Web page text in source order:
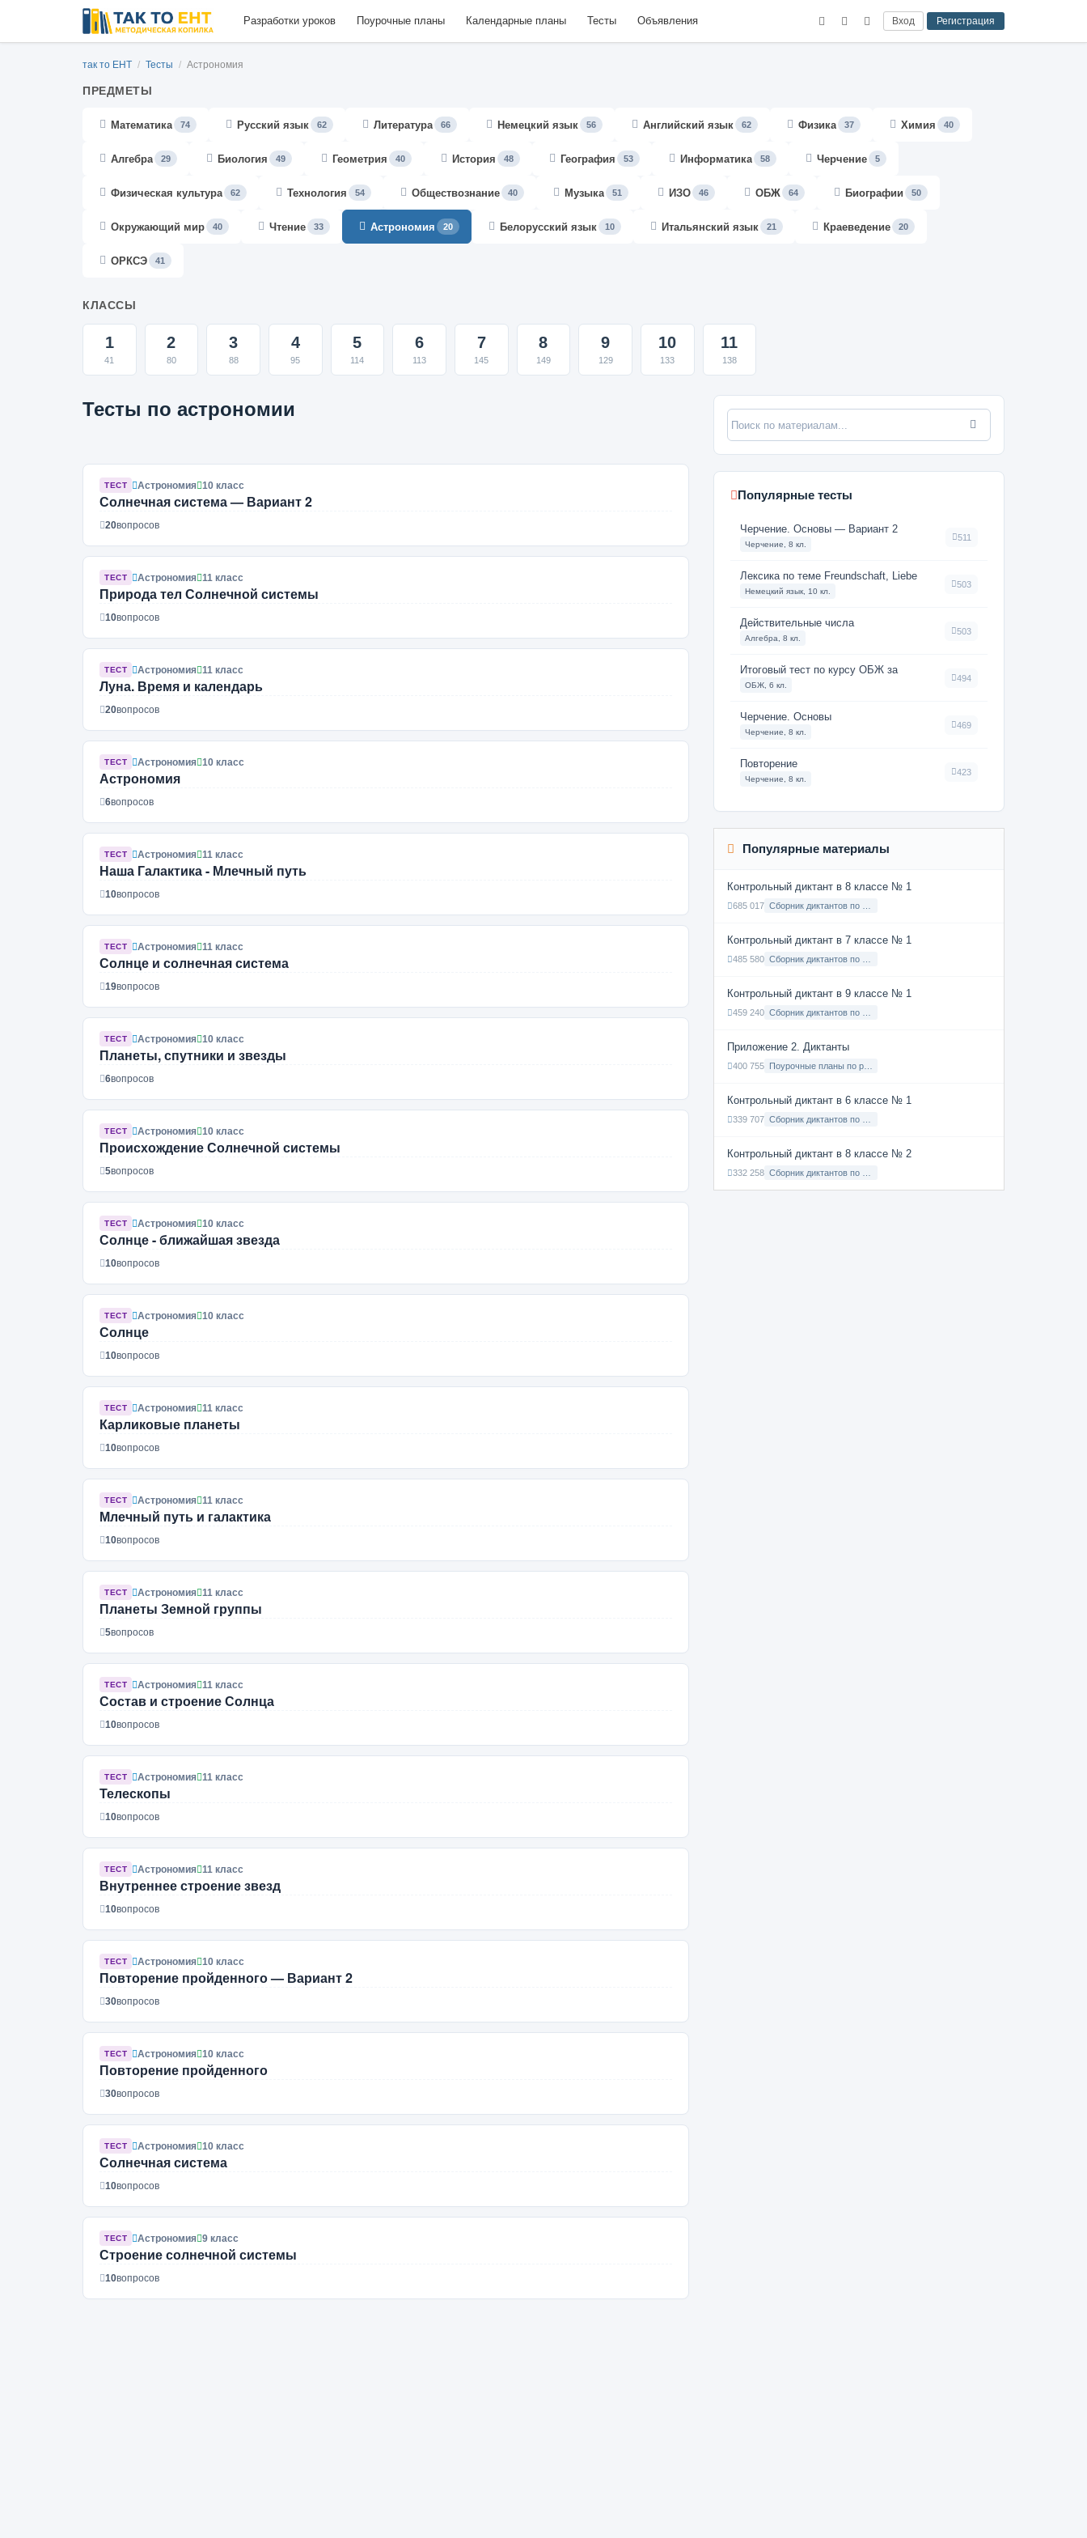
Разработки уроков Поурочные планы Календарные планы Тесты Объявления Вход Регистрация
так то ЕНТ / Тесты / Астрономия
ПРЕДМЕТЫ
Математика 74 Русский язык 62 Литература 66 Немецкий язык 56 Английский язык 62 Физика 37 Химия 40
Алгебра 29 Биология 49 Геометрия 40 История 48 География 53 Информатика 58 Черчение 5
Физическая культура 62 Технология 54 Обществознание 40 Музыка 51 ИЗО 46 ОБЖ 64 Биографии 50
Окружающий мир 40 Чтение 33 Астрономия 20 Белорусский язык 10 Итальянский язык 21 Краеведение 20
ОРКСЭ 41
КЛАССЫ
1
41
2
80
3
88
4
95
5
114
6
113
7
145
8
149
9
129
10
133
11
138
Тесты по астрономии
ТЕСТ Астрономия 10 класс
Солнечная система — Вариант 2
20вопросов
ТЕСТ Астрономия 11 класс
Природа тел Солнечной системы
10вопросов
ТЕСТ Астрономия 11 класс
Луна. Время и календарь
20вопросов
ТЕСТ Астрономия 10 класс
Астрономия
6вопросов
ТЕСТ Астрономия 11 класс
Наша Галактика - Млечный путь
10вопросов
ТЕСТ Астрономия 11 класс
Солнце и солнечная система
19вопросов
ТЕСТ Астрономия 10 класс
Планеты, спутники и звезды
6вопросов
ТЕСТ Астрономия 10 класс
Происхождение Солнечной системы
5вопросов
ТЕСТ Астрономия 10 класс
Солнце - ближайшая звезда
10вопросов
ТЕСТ Астрономия 10 класс
Солнце
10вопросов
ТЕСТ Астрономия 11 класс
Карликовые планеты
10вопросов
ТЕСТ Астрономия 11 класс
Млечный путь и галактика
10вопросов
ТЕСТ Астрономия 11 класс
Планеты Земной группы
5вопросов
ТЕСТ Астрономия 11 класс
Состав и строение Солнца
10вопросов
ТЕСТ Астрономия 11 класс
Телескопы
10вопросов
ТЕСТ Астрономия 11 класс
Внутреннее строение звезд
10вопросов
ТЕСТ Астрономия 10 класс
Повторение пройденного — Вариант 2
30вопросов
ТЕСТ Астрономия 10 класс
Повторение пройденного
30вопросов
ТЕСТ Астрономия 10 класс
Солнечная система
10вопросов
ТЕСТ Астрономия 9 класс
Строение солнечной системы
10вопросов
Популярные тесты
Черчение. Основы — Вариант 2
Черчение, 8 кл.
511
Лексика по теме Freundschaft, Liebe
Немецкий язык, 10 кл.
503
Действительные числа
Алгебра, 8 кл.
503
Итоговый тест по курсу ОБЖ за
ОБЖ, 6 кл.
494
Черчение. Основы
Черчение, 8 кл.
469
Повторение
Черчение, 8 кл.
423
Популярные материалы
Контрольный диктант в 8 классе № 1
685 017
Контрольный диктант в 7 классе № 1
485 580
Контрольный диктант в 9 классе № 1
459 240
Приложение 2. Диктанты
400 755
Контрольный диктант в 6 классе № 1
339 707
Контрольный диктант в 8 классе № 2
332 258